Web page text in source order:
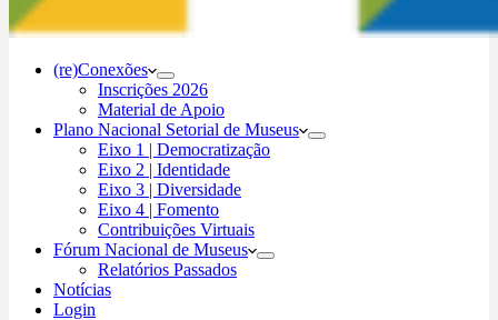
(re)Conexões
Inscrições 2026
Material de Apoio
Plano Nacional Setorial de Museus
Eixo 1 | Democratização
Eixo 2 | Identidade
Eixo 3 | Diversidade
Eixo 4 | Fomento
Contribuições Virtuais
Fórum Nacional de Museus
Relatórios Passados
Notícias
Login